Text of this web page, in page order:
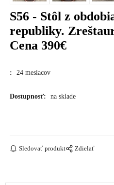
S56 - Stôl z
republiky.
Cena 390€
: 24 mesiacov
Dostupnosť: na sklade
Sledovať produkt Zdielať